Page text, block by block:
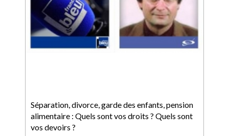
Séparation, divorce, garde des enfants, pension
alimentaire : Quels sont vos droits ? Quels sont
vos devoirs ?